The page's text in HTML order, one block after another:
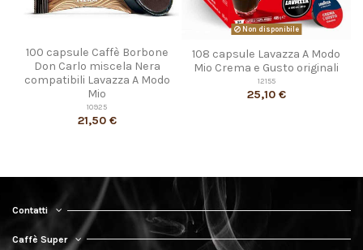
100 capsule Caffè Borbone
Don Carlo miscela Nera
compatibili Lavazza A Modo
Mio
10925
21,50 €
Non disponibile
108 capsule Lavazza A Modo
Mio Crema e Gusto originali
12155
25,10 €
Contatti
Caffè Super